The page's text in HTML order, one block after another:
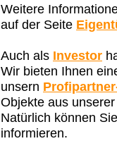
Weitere
auf der Seite
Auch als Investor
Wir bieten Ihnen
unsern
Objekte aus
Natürlich können
informieren.